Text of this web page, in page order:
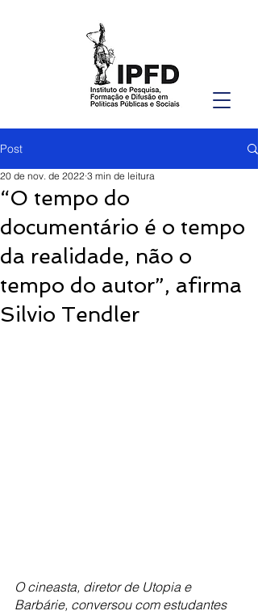
Post
“O tempo do
documentário é o tempo
da realidade, não o
tempo do autor”, afirma
Silvio Tendler
20 de nov. de 2022 3 min de leitura
O cineasta, diretor de Utopia e
Barbárie, conversou com estudantes